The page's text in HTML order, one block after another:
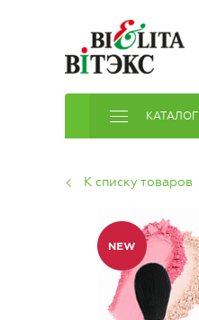
КАТАЛОГ
К списку товаров